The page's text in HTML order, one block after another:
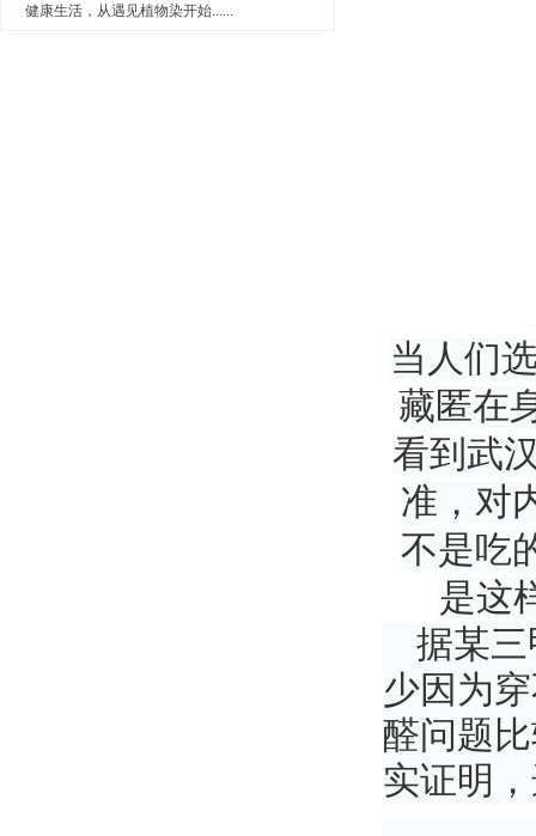
健康生活，从遇见植物染开始......
当人们
藏匿在
看到武
准，对
不是吃
是这
据某
少因为
醛问题
实证明